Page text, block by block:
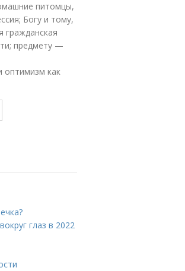
питомцы,
Богу и тому,
гражданская
предмету —
оптимизм как
глаз в 2022